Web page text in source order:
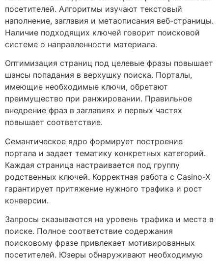
посетителей. Алгоритмы изучают текстовый
наполнение, заглавия и метаописания веб-страницы.
Наличие подходящих ключей говорит поисковой
системе о направленности материала.
Оптимизация страниц под целевые фразы повышает
шансы попадания в верхушку поиска. Порталы,
имеющие необходимые ключи, обретают
преимущество при ранжировании. Правильное
внедрение фраз в заглавиях и первых частях
повышает соответствие.
Семантическое ядро формирует построение
портала и задает тематику конкретных категорий.
Каждая страница настраивается под группу
родственных ключей. Корректная работа с Casino-X
гарантирует притяжение нужного трафика и рост
конверсии.
Запросы сказываются на уровень трафика и места в
поиске. Полное соответствие содержания
поисковому фразе привлекает мотивированных
посетителей. Юзеры обнаруживают необходимую